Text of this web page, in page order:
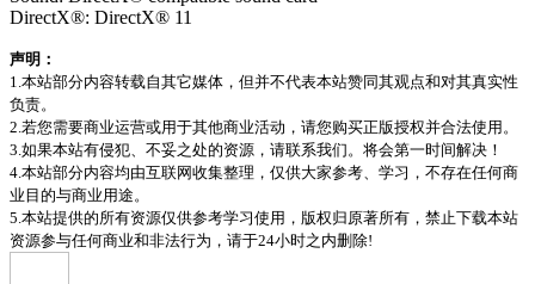
DirectX®: DirectX® 11
声明：
1.本站部分内容转载自其它媒体，但并不代表本站赞同其观点和对其真实性
负责。
2.若您需要商业运营或用于其他商业活动，请您购买正版授权并合法使用。
3.如果本站有侵犯、不妥之处的资源，请联系我们。将会第一时间解决！
4.本站部分内容均由互联网收集整理，仅供大家参考、学习，不存在任何商
业目的与商业用途。
5.本站提供的所有资源仅供参考学习使用，版权归原著所有，禁止下载本站
资源参与任何商业和非法行为，请于24小时之内删除!